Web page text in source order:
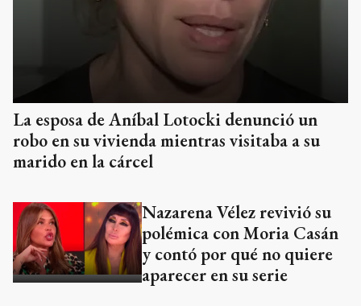
La esposa de Aníbal Lotocki denunció un
robo en su vivienda mientras visitaba a su
marido en la cárcel
Nazarena Vélez revivió su
polémica con Moria Casán
y contó por qué no quiere
aparecer en su serie